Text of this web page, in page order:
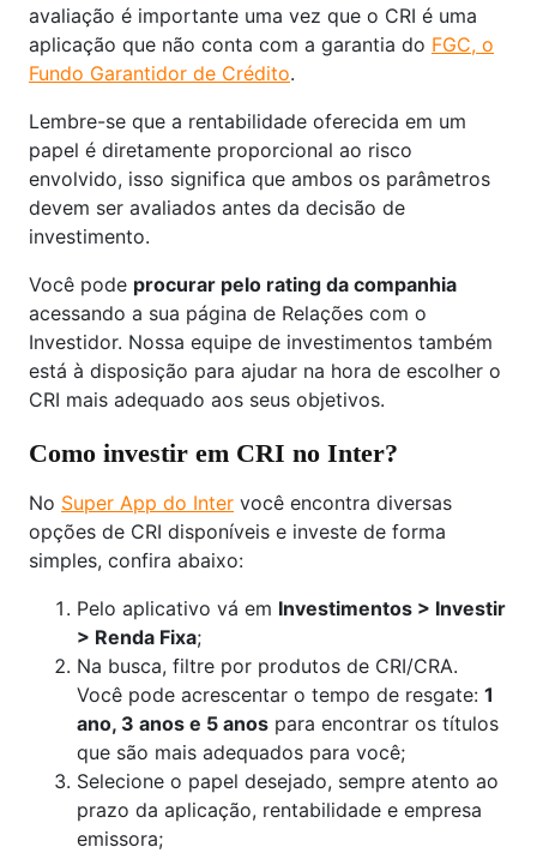
avaliação é importante uma vez que o CRI é uma
aplicação que não conta com a garantia do FGC, o
Fundo Garantidor de Crédito.
Lembre-se que a rentabilidade oferecida em um
papel é diretamente proporcional ao risco
envolvido, isso significa que ambos os parâmetros
devem ser avaliados antes da decisão de
investimento.
Você pode procurar pelo rating da companhia
acessando a sua página de Relações com o
Investidor. Nossa equipe de investimentos também
está à disposição para ajudar na hora de escolher o
CRI mais adequado aos seus objetivos.
Como investir em CRI no Inter?
No Super App do Inter você encontra diversas
opções de CRI disponíveis e investe de forma
simples, confira abaixo:
Pelo aplicativo vá em Investimentos > Investir
> Renda Fixa;
Na busca, filtre por produtos de CRI/CRA.
Você pode acrescentar o tempo de resgate: 1
ano, 3 anos e 5 anos para encontrar os títulos
que são mais adequados para você;
Selecione o papel desejado, sempre atento ao
prazo da aplicação, rentabilidade e empresa
emissora;